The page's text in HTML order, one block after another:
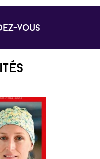
vous